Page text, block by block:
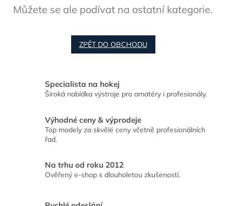
Můžete se ale podívat na ostatní kategorie.
ZPĚT DO OBCHODU
Specialista na hokej
Široká nabídka výstroje pro amatéry i profesionály.
Výhodné ceny & výprodeje
Top modely za skvělé ceny včetně profesionálních
řad.
Na trhu od roku 2012
Ověřený e-shop s dlouholetou zkušeností.